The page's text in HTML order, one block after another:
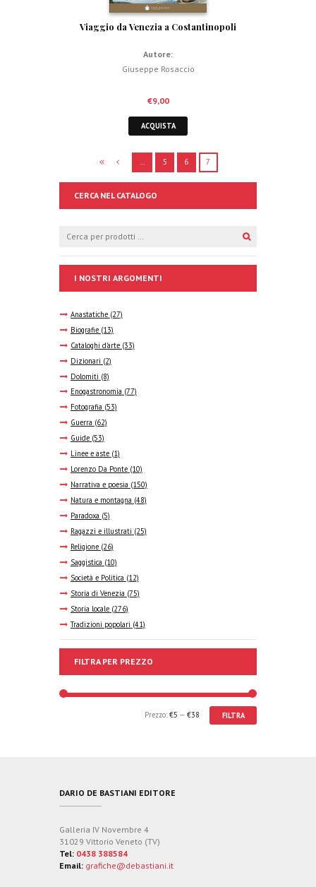
Viaggio da Venezia a Costantinopoli
Autore:
Giuseppe Rosaccio
€9,00
ACQUISTA
… 5 6 7
CERCA NEL CATALOGO
I NOSTRI ARGOMENTI
Anastatiche (27)
Biografie (13)
Cataloghi d'arte (33)
Dizionari (2)
Dolomiti (8)
Enogastronomia (77)
Fotografia (53)
Guerra (62)
Guide (53)
Linee e aste (1)
Lorenzo Da Ponte (10)
Narrativa e poesia (150)
Natura e montagna (48)
Paradoxa (5)
Ragazzi e illustrati (25)
Religione (26)
Saggistica (10)
Società e Politica (12)
Storia di Venezia (75)
Storia locale (276)
Tradizioni popolari (41)
FILTRA PER PREZZO
FILTRA
Prezzo: €5 — €38
DARIO DE BASTIANI EDITORE
Galleria IV Novembre 4
31029 Vittorio Veneto (TV)
Tel: 0438 388584
Email: grafiche@debastiani.it